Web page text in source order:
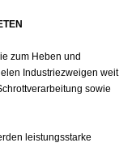
zum Heben und
Industriezweigen weit
sowie
leistungsstarke